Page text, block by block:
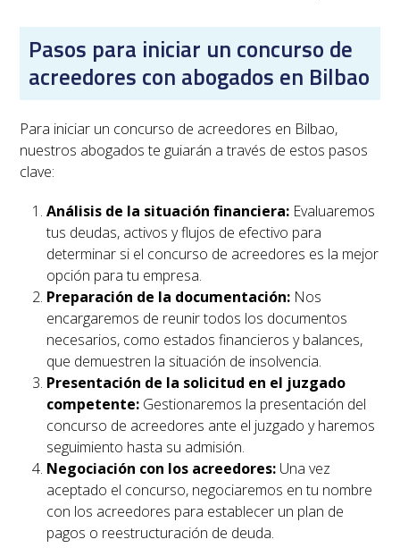
Pasos para iniciar un concurso de
acreedores con abogados en Bilbao
Para iniciar un concurso de acreedores en Bilbao,
nuestros abogados te guiarán a través de estos pasos
clave:
Análisis de la situación financiera: Evaluaremos
tus deudas, activos y flujos de efectivo para
determinar si el concurso de acreedores es la mejor
opción para tu empresa.
Preparación de la documentación: Nos
encargaremos de reunir todos los documentos
necesarios, como estados financieros y balances,
que demuestren la situación de insolvencia.
Presentación de la solicitud en el juzgado
competente: Gestionaremos la presentación del
concurso de acreedores ante el juzgado y haremos
seguimiento hasta su admisión.
Negociación con los acreedores: Una vez
aceptado el concurso, negociaremos en tu nombre
con los acreedores para establecer un plan de
pagos o reestructuración de deuda.